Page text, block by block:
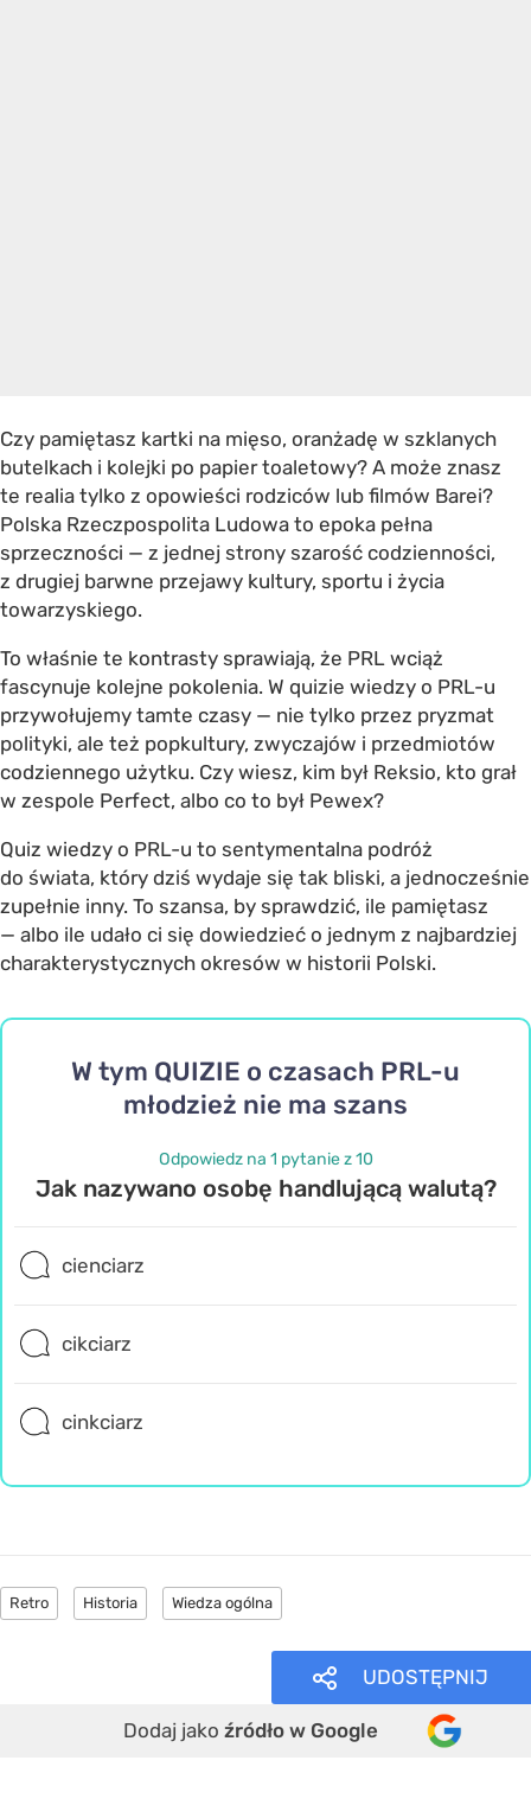
Czy pamiętasz kartki na mięso, oranżadę w szklanych
butelkach i kolejki po papier toaletowy? A może znasz
te realia tylko z opowieści rodziców lub filmów Barei?
Polska Rzeczpospolita Ludowa to epoka pełna
sprzeczności — z jednej strony szarość codzienności,
z drugiej barwne przejawy kultury, sportu i życia
towarzyskiego.
To właśnie te kontrasty sprawiają, że PRL wciąż
fascynuje kolejne pokolenia. W quizie wiedzy o PRL-u
przywołujemy tamte czasy — nie tylko przez pryzmat
polityki, ale też popkultury, zwyczajów i przedmiotów
codziennego użytku. Czy wiesz, kim był Reksio, kto grał
w zespole Perfect, albo co to był Pewex?
Quiz wiedzy o PRL-u to sentymentalna podróż
do świata, który dziś wydaje się tak bliski, a jednocześnie
zupełnie inny. To szansa, by sprawdzić, ile pamiętasz
— albo ile udało ci się dowiedzieć o jednym z najbardziej
charakterystycznych okresów w historii Polski.
W tym QUIZIE o czasach PRL-u
młodzież nie ma szans
Odpowiedz na 1 pytanie z 10
Jak nazywano osobę handlującą walutą?
cienciarz
cikciarz
cinkciarz
Retro Historia Wiedza ogólna
UDOSTĘPNIJ
Dodaj jako źródło w Google